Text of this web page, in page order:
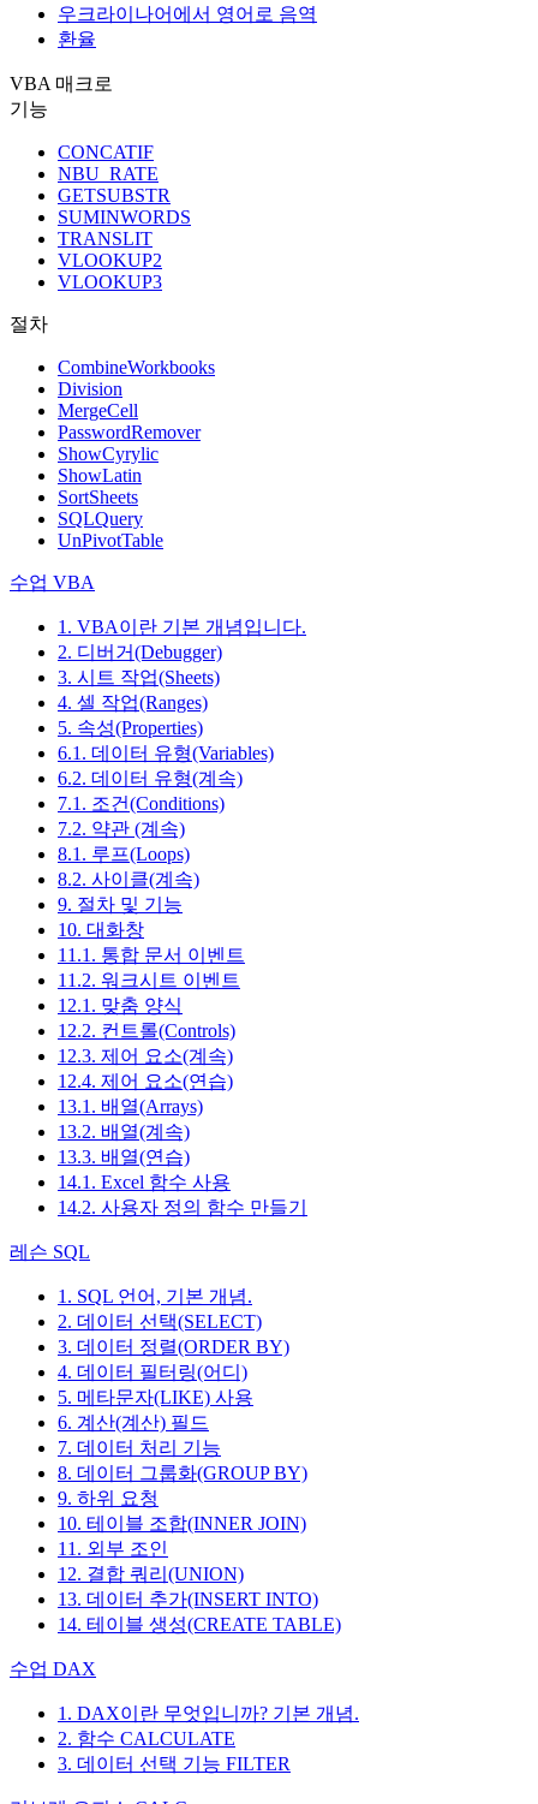
우크라이나어에서 영어로 음역
환율
VBA 매크로
기능
CONCATIF
NBU_RATE
GETSUBSTR
SUMINWORDS
TRANSLIT
VLOOKUP2
VLOOKUP3
절차
CombineWorkbooks
Division
MergeCell
PasswordRemover
ShowCyrylic
ShowLatin
SortSheets
SQLQuery
UnPivotTable
수업 VBA
1. VBA이란 기본 개념입니다.
2. 디버거(Debugger)
3. 시트 작업(Sheets)
4. 셀 작업(Ranges)
5. 속성(Properties)
6.1. 데이터 유형(Variables)
6.2. 데이터 유형(계속)
7.1. 조건(Conditions)
7.2. 약관 (계속)
8.1. 루프(Loops)
8.2. 사이클(계속)
9. 절차 및 기능
10. 대화창
11.1. 통합 문서 이벤트
11.2. 워크시트 이벤트
12.1. 맞춤 양식
12.2. 컨트롤(Controls)
12.3. 제어 요소(계속)
12.4. 제어 요소(연습)
13.1. 배열(Arrays)
13.2. 배열(계속)
13.3. 배열(연습)
14.1. Excel 함수 사용
14.2. 사용자 정의 함수 만들기
레슨 SQL
1. SQL 언어, 기본 개념.
2. 데이터 선택(SELECT)
3. 데이터 정렬(ORDER BY)
4. 데이터 필터링(어디)
5. 메타문자(LIKE) 사용
6. 계산(계산) 필드
7. 데이터 처리 기능
8. 데이터 그룹화(GROUP BY)
9. 하위 요청
10. 테이블 조합(INNER JOIN)
11. 외부 조인
12. 결합 쿼리(UNION)
13. 데이터 추가(INSERT INTO)
14. 테이블 생성(CREATE TABLE)
수업 DAX
1. DAX이란 무엇입니까? 기본 개념.
2. 함수 CALCULATE
3. 데이터 선택 기능 FILTER